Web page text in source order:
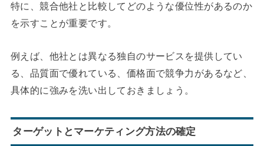
特に、競合他社と比較してどのような優位性があるのか
を示すことが重要です。
例えば、他社とは異なる独自のサービスを提供してい
る、品質面で優れている、価格面で競争力があるなど、
具体的に強みを洗い出しておきましょう。
ターゲットとマーケティング方法の確定